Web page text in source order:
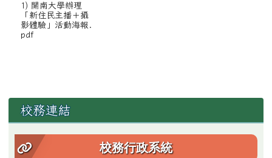
1) 開南大學辦理
「新住民主播＋攝
影體驗」活動海報.
pdf
左邊區域內容
校務連結
校務行政系統